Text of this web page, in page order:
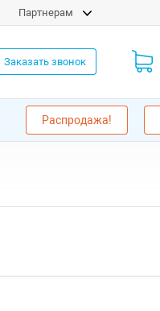
Партнерам
Заказать звонок
Распродажа!